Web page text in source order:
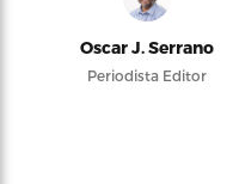
Oscar J. Serrano
Periodista Editor